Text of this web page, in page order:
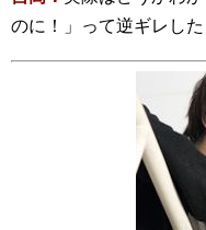
のに！」って逆ギレした